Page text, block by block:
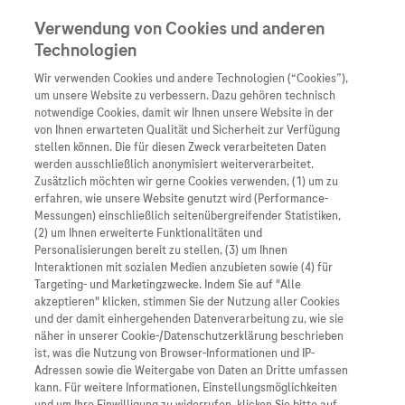
Unternehmen
Übersicht
Wer wir sind
Was uns antreibt
Unsere Standorte
Roche Stories
Events
Innovation
Übersicht
Forschung
Personalisierte
Digitalisierung
Blog Zukunftslabor
Übersicht
Unser Service für
Informationen zu
Diagnostik ist
Klinische Studien
Arzneimittel
Übersicht
Arzneimittel A-Z
Roche Pipeline
Roche Fachportal
Diagnostik
Kontakt
Presse
Karriere
Verwendung von Cookies und anderen
Technologien
Wir verwenden Cookies und andere Technologien (“Cookies”),
um unsere Website zu verbessern. Dazu gehören technisch
notwendige Cookies, damit wir Ihnen unsere Website in der
von Ihnen erwarteten Qualität und Sicherheit zur Verfügung
stellen können. Die für diesen Zweck verarbeiteten Daten
werden ausschließlich anonymisiert weiterverarbeitet.
Zusätzlich möchten wir gerne Cookies verwenden, (1) um zu
erfahren, wie unsere Website genutzt wird (Performance-
Messungen) einschließlich seitenübergreifender Statistiken,
(2) um Ihnen erweiterte Funktionalitäten und
Personalisierungen bereit zu stellen, (3) um Ihnen
Interaktionen mit sozialen Medien anzubieten sowie (4) für
Targeting- und Marketingzwecke. Indem Sie auf "Alle
akzeptieren" klicken, stimmen Sie der Nutzung aller Cookies
und der damit einhergehenden Datenverarbeitung zu, wie sie
näher in unserer Cookie-/Datenschutzerklärung beschrieben
ist, was die Nutzung von Browser-Informationen und IP-
Adressen sowie die Weitergabe von Daten an Dritte umfassen
kann. Für weitere Informationen, Einstellungsmöglichkeiten